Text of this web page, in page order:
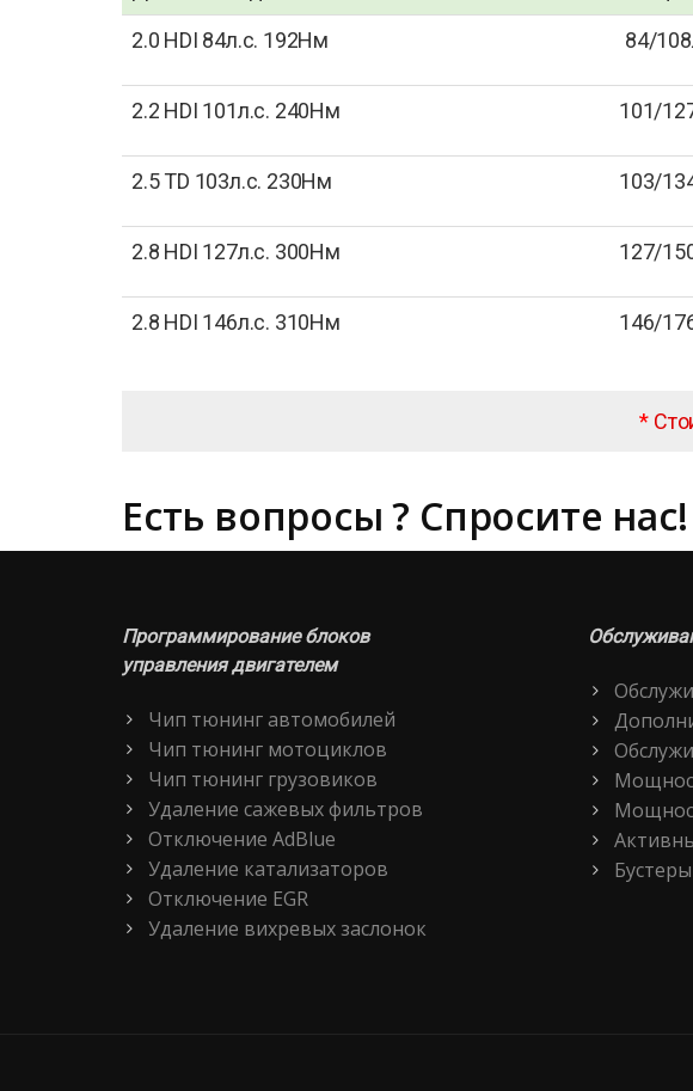
2.0 HDI 84л.с. 192Нм
84/
2.2 HDI 101л.с. 240Нм 101/
2.5 TD 103л.с. 230Нм 103/
2.8 HDI 127л.с. 300Нм 127/
2.8 HDI 146л.с. 310Нм 146/
*
Есть вопросы ? Спросите нас!
Программирование блоков
управления двигателем
Чип тюнинг автомобилей
Чип тюнинг мотоциклов
Чип тюнинг грузовиков
Удаление сажевых фильтров
Отключение AdBlue
Удаление катализаторов
Отключение EGR
Удаление вихревых заслонок